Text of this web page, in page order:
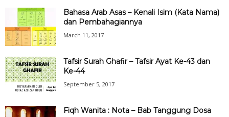
Bahasa Arab Asas – Kenali Isim (Kata Nama)
dan Pembahagiannya
March 11, 2017
Tafsir Surah Ghafir – Tafsir Ayat Ke-43 dan
Ke-44
September 5, 2017
Fiqh Wanita : Nota – Bab Tanggung Dosa